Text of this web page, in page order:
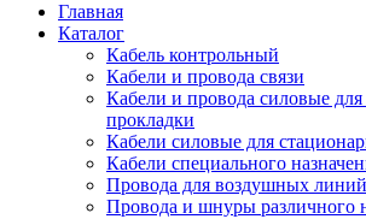
Главная
Каталог
Кабель контрольный
Кабели и провода связи
Кабели и провода силовые
прокладки
Кабели силовые для
Кабели специального
Провода для воздушных линий
Провода и шнуры различного